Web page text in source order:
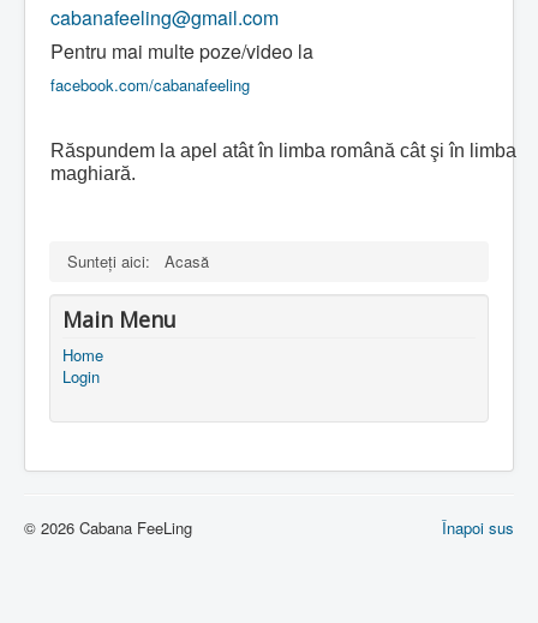
cabanafeeling@gmail.com
Pentru mai multe poze/video la
facebook.com/cabanafeeling
Răspundem la apel atât în limba română cât şi în limba
maghiară.
Sunteți aici: Acasă
Main Menu
Home
Login
Înapoi sus
© 2026 Cabana FeeLing